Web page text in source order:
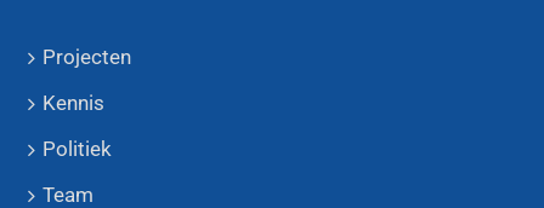
Projecten
Kennis
Politiek
Team